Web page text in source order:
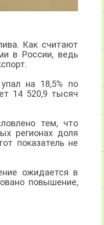
Как считают
в России, ведь
упал на 18,5% по
14 520,9 тысяч
тем, что
регионах доля
показатель не
ожидается в
повышение,